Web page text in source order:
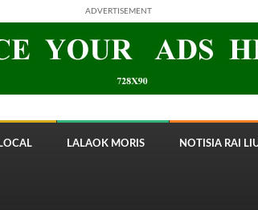
ADVERTISEMENT
LALAOK MORIS NOTISIA RAI